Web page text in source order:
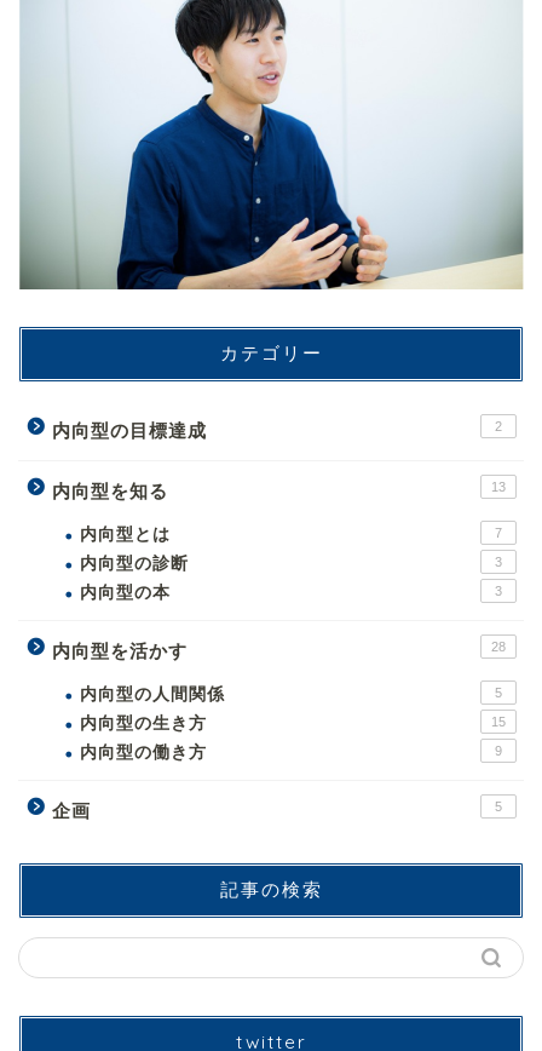
カテゴリー
内向型の目標達成 2
内向型を知る 13
内向型とは 7
内向型の診断 3
内向型の本 3
内向型を活かす 28
内向型の人間関係 5
内向型の生き方 15
内向型の働き方 9
企画 5
記事の検索
twitter